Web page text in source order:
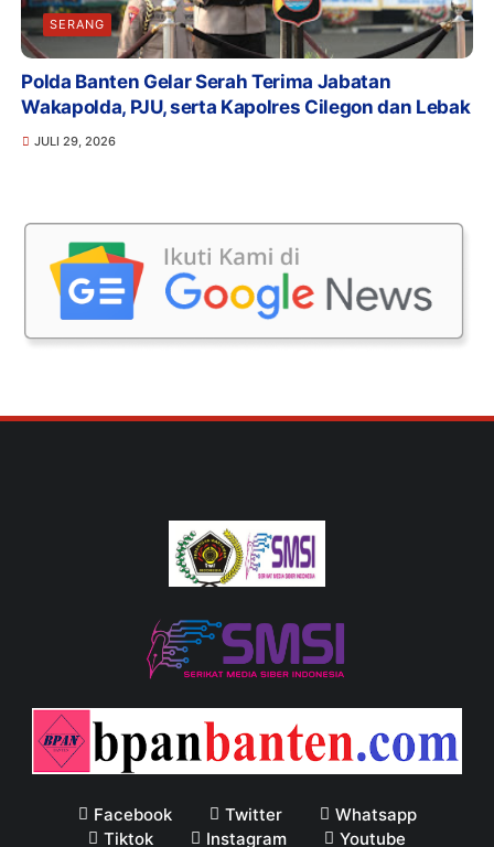
SERANG
Polda Banten Gelar Serah Terima Jabatan
Wakapolda, PJU, serta Kapolres Cilegon dan Lebak
JULI 29, 2026
Facebook Twitter
Whatsapp
Tiktok
Instagram Youtube